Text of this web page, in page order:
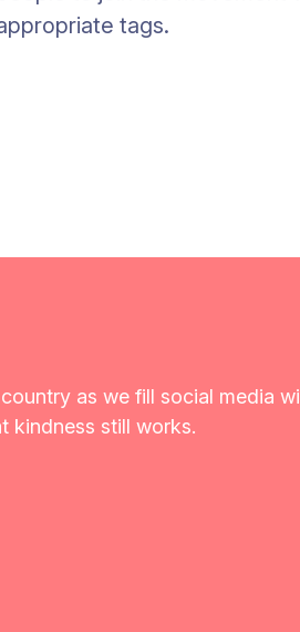
tags.
as we fill social media
kindness still works.